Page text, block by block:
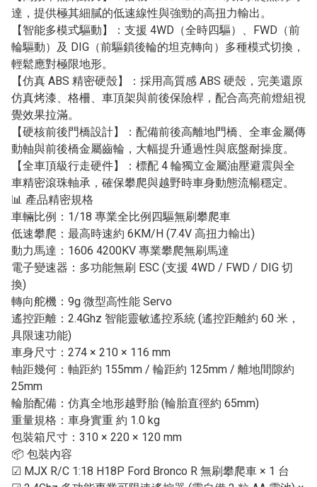
達，提供極其細膩的低速線性與強勁的高扭力輸出。
【智能多模式驅動】：支援 4WD（全時四驅）、FWD（前
輪驅動）及 DIG（前驅鎖後輪的坦克轉向）多種模式切換，
輕鬆應對極限地形。
【仿真 ABS 精密硬殼】：採用高質感 ABS 硬殼，完美還原
仿真烤漆、格柵、車頂架與前後保險桿，配合高亮前燈組視
覺效果拉滿。
【硬核前後門橋設計】：配備前後高離地門橋、全車金屬傳
動軸與前後橋金屬齒輪，大幅提升通過性與底盤耐操度。
【全車頂級行走硬件】：標配 4 輪獨立金屬油壓避震與全
車精密滾珠軸承，確保攀爬與越野時車身動態流暢穩定。
📊 產品精密規格
車輛比例：1/18 專業全比例四驅無刷攀爬車
低速攀爬：最高時速約 6KM/H (7.4V 高扭力輸出)
動力馬達：1606 4200KV 專業攀爬無刷馬達
電子變速器：多功能無刷 ESC (支援 4WD / FWD / DIG 切
換)
轉向舵機：9g 微型高性能 Servo
遙控距離：2.4Ghz 智能靈敏遙控系統 (遙控距離約 60 米，
具限速功能)
車身尺寸：274 × 210 × 116 mm
軸距幾何：軸距約 155mm / 輪距約 125mm / 離地間隙約
25mm
輪胎配備：仿真全地形越野胎 (輪胎直徑約 65mm)
重量規格：車身實重 約 1.0 kg
包裝箱尺寸：310 × 220 × 120 mm
📦 包裝內容
☑ MJX R/C 1:18 H18P Ford Bronco R 無刷攀爬車 × 1 台